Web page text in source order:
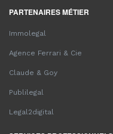
PARTENAIRES MÉTIER
Immolegal
Agence Ferrari & Cie
Claude & Goy
Publilegal
Legal2digital